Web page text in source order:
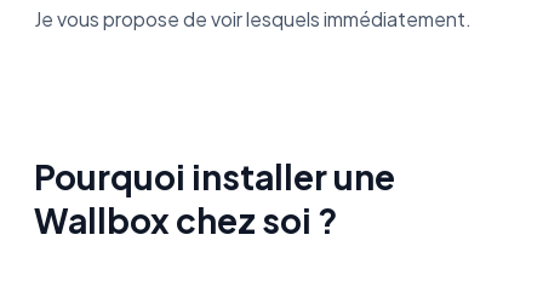
Je vous propose de voir lesquels immédiatement.
Pourquoi installer une
Wallbox chez soi ?